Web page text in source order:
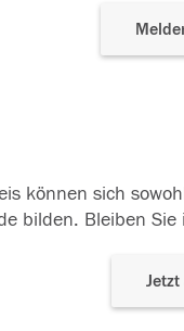
können sich
bilden. Bleiben